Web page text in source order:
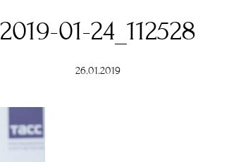
2019-01-24_112528
26.01.2019